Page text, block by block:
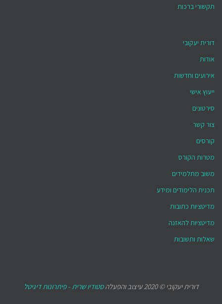
תקשורי ברכות
דורית יעקובי
אודות
אירועים וחדשות
ייעוץ אישי
סירטונים
צור קשר
קורסים
מטרות הקורס
משוב מתלמידים
תכנית הלימודים ומידע
מדיטציות כתובות
מדיטציות להאזנה
שאלות ותשובות
דורית יעקובי © 2020 עיצוב והפעלה סטודיו שרית - פיתרונות דיגיטל